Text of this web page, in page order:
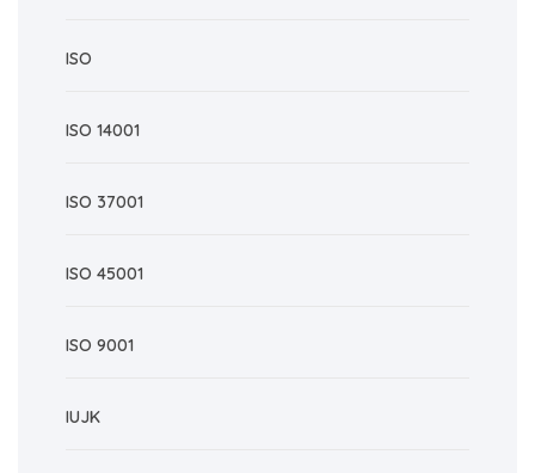
ISO
ISO 14001
ISO 37001
ISO 45001
ISO 9001
IUJK